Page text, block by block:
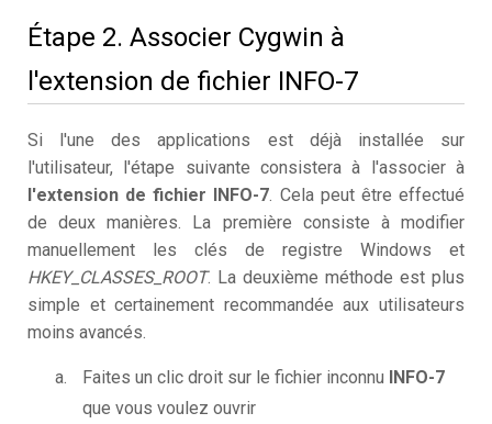
Étape 2. Associer Cygwin à
l'extension de fichier INFO-7
Si l'une des applications est déjà installée sur
l'utilisateur, l'étape suivante consistera à l'associer à
l'extension de fichier INFO-7. Cela peut être effectué
de deux manières. La première consiste à modifier
manuellement les clés de registre Windows et
HKEY_CLASSES_ROOT. La deuxième méthode est plus
simple et certainement recommandée aux utilisateurs
moins avancés.
Faites un clic droit sur le fichier inconnu INFO-7
que vous voulez ouvrir